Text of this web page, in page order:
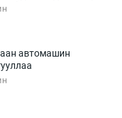
автомашин